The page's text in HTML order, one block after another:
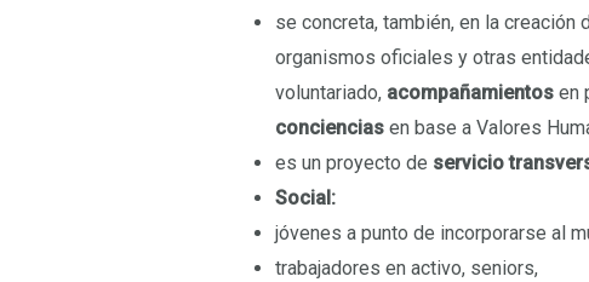
se concreta, también, en la creación
organismos oficiales y otras
voluntariado, acompañamientosen
conciencias en base a Valores
es un proyecto de servicio
Social:
jóvenes a punto de incorporarse al
trabajadores en activo, seniors,